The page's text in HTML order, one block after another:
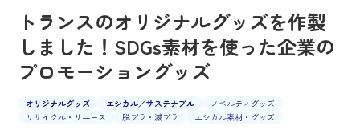
トランスのオリジナルグッズを作製
しました！SDGs素材を使った企業の
プロモーショングッズ
オリジナルグッズ エシカル／サステナブル
ノベルティグッズ
リサイクル・リユース
脱プラ・減プラ エシカル素材・グッズ